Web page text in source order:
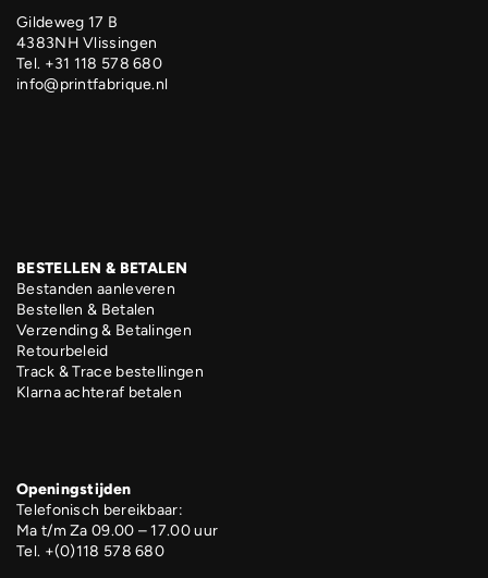
Gildeweg 17 B
4383NH Vlissingen
Tel. +31 118 578 680
info@printfabrique.nl
BESTELLEN & BETALEN
Bestanden aanleveren
Bestellen & Betalen
Verzending & Betalingen
Retourbeleid
Track & Trace bestellingen
Klarna achteraf betalen
Openingstijden
Telefonisch bereikbaar:
Ma t/m Za 09.00 – 17.00 uur
Tel. +(0)118 578 680